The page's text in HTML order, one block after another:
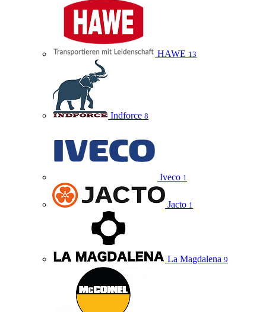
HAWE 13
Indforce 8
Iveco 1
Jacto 1
La Magdalena 9